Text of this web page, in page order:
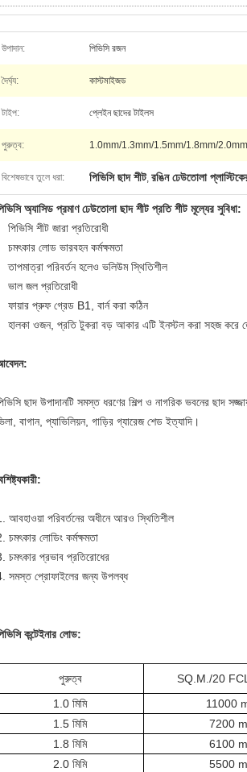
উপাদান: পিভিসি রজন
দৈর্ঘ্য: কাস্টমাইজড
টাইপ: প্লেইন ছাদের টাইলস
পুরুত্ব: 1.0mm/1.3mm/1.5mm/1.8mm/2.0mm
বিশেষভাবে তুলে ধরা: পিভিসি ছাদ শীট, রঙিন ঢেউতোলা
অ্যাসিড প্রমাণ ঢেউতোলা ছাদ শীট প্রতি শীট মূল্যের সুবিধা:
পিভিসি শীট জারা প্রতিরোধী
চমৎকার লোড ভারবহন কর্মক্ষমতা
তাপমাত্রা পরিবর্তন হলেও ভলিউম স্থিতিশীল
ভাল জল প্রতিরোধী
ফায়ার প্রুফ গ্রেড B1, বার্ন করা কঠিন
হালকা ওজন, প্রতি টুকরা বড় আকার এটি ইনস্টল করা সহজ করে
ছাদ উপাদানটি সমস্ত ধরণের শিল্প ও নাগরিক ভবনের ছাদ
বাগান, প্যাভিলিয়ন, গাড়ির গ্যারেজ শেড ইত্যাদি।
আবহাওয়া পরিবর্তনের অধীনে আরও স্থিতিশীল
চমৎকার লোডিং কর্মক্ষমতা
চমৎকার প্রভাব প্রতিরোধের
সমস্ত প্রোফাইলের জন্য উপলব্ধ
কন্টেইনার লোড:
পুরুত্ব SQ.M./20
1.0 মিমি
11000
1.5 মিমি
7200
1.8 মিমি
6100
2.0 মিমি
5500